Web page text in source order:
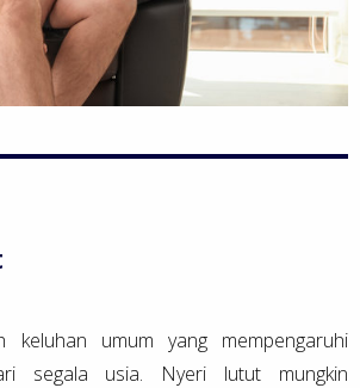
keluhan umum yang mempengaruhi
segala usia. Nyeri lutut mungkin